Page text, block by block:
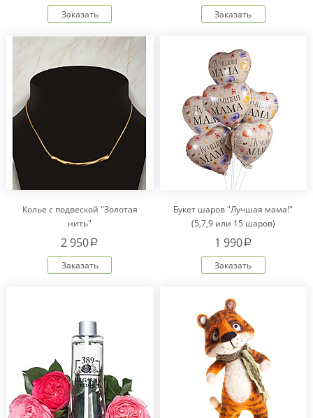
Заказать Заказать
Колье с подвеской "Золотая
нить"
2 950a
Заказать
Букет шаров "Лучшая мама!"
(5,7,9 или 15 шаров)
1 990a
Заказать